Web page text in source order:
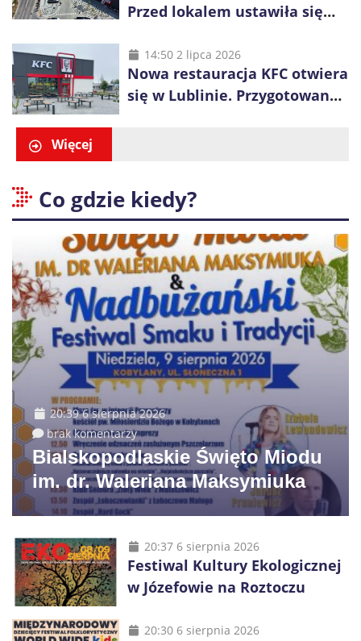
Przed lokalem ustawiła się
14:50 2 lipca 2026
Nowa restauracja KFC otwiera
się w Lublinie. Przygotowano
Więcej
Co gdzie kiedy?
20:39 6 sierpnia 2026
brak komentarzy
Bialskopodlaskie Święto Miodu
im. dr. Waleriana Maksymiuka
20:37 6 sierpnia 2026
Festiwal Kultury Ekologicznej
w Józefowie na Roztoczu
20:30 6 sierpnia 2026